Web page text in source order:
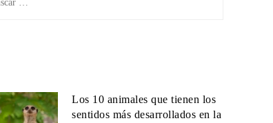
Los 10 animales que tienen los
sentidos más desarrollados en la